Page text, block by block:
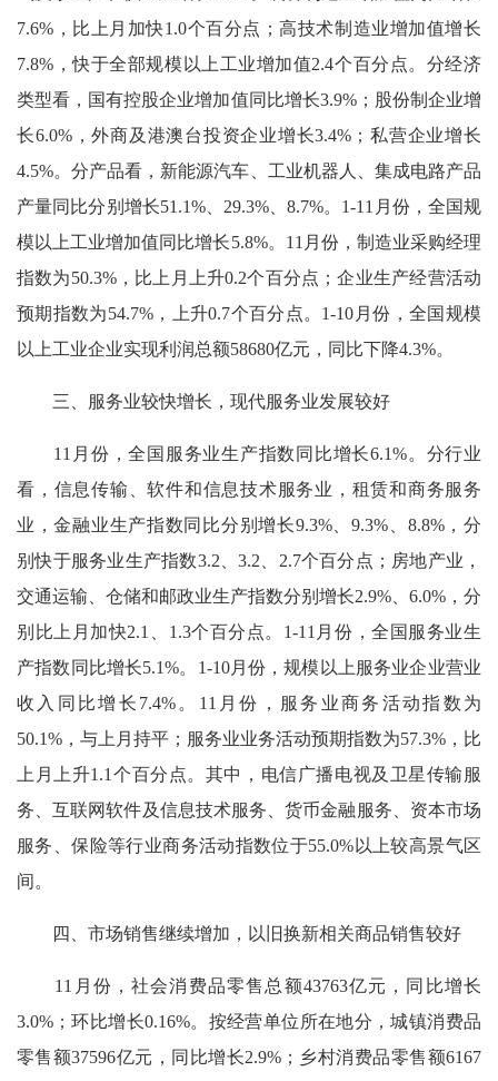
7.6%，比上月加快1.0个百分点；高技术制造业增加值增长
7.8%，快于全部规模以上工业增加值2.4个百分点。分经济
类型看，国有控股企业增加值同比增长3.9%；股份制企业增
长6.0%，外商及港澳台投资企业增长3.4%；私营企业增长
4.5%。分产品看，新能源汽车、工业机器人、集成电路产品
产量同比分别增长51.1%、29.3%、8.7%。1-11月份，全国规
模以上工业增加值同比增长5.8%。11月份，制造业采购经理
指数为50.3%，比上月上升0.2个百分点；企业生产经营活动
预期指数为54.7%，上升0.7个百分点。1-10月份，全国规模
以上工业企业实现利润总额58680亿元，同比下降4.3%。
三、服务业较快增长，现代服务业发展较好
11月份，全国服务业生产指数同比增长6.1%。分行业
看，信息传输、软件和信息技术服务业，租赁和商务服务
业，金融业生产指数同比分别增长9.3%、9.3%、8.8%，分
别快于服务业生产指数3.2、3.2、2.7个百分点；房地产业，
交通运输、仓储和邮政业生产指数分别增长2.9%、6.0%，分
别比上月加快2.1、1.3个百分点。1-11月份，全国服务业生
产指数同比增长5.1%。1-10月份，规模以上服务业企业营业
收入同比增长7.4%。11月份，服务业商务活动指数为
50.1%，与上月持平；服务业业务活动预期指数为57.3%，比
上月上升1.1个百分点。其中，电信广播电视及卫星传输服
务、互联网软件及信息技术服务、货币金融服务、资本市场
服务、保险等行业商务活动指数位于55.0%以上较高景气区
间。
四、市场销售继续增加，以旧换新相关商品销售较好
11月份，社会消费品零售总额43763亿元，同比增长
3.0%；环比增长0.16%。按经营单位所在地分，城镇消费品
零售额37596亿元，同比增长2.9%；乡村消费品零售额6167